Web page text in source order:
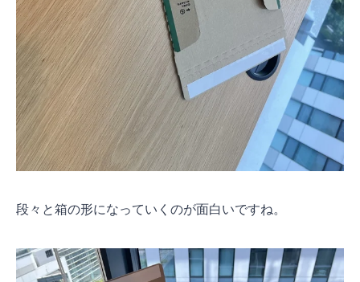
段々と箱の形になっていくのが面白いですね。